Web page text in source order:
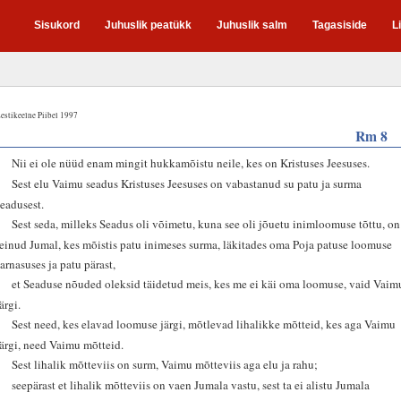
Sisukord Juhuslik peatükk Juhuslik salm Tagasiside
Piibel 1997
Rm 8
Nii ei ole nüüd enam mingit hukkamõistu neile, kes on Kristuses Jeesuses.
Sest elu Vaimu seadus Kristuses Jeesuses on vabastanud su patu ja surma
Sest seda, milleks Seadus oli võimetu, kuna see oli jõuetu inimloomuse tõttu, on
Jumal, kes mõistis patu inimeses surma, läkitades oma Poja patuse loomuse
ja patu pärast,
et Seaduse nõuded oleksid täidetud meis, kes me ei käi oma loomuse, vaid
Sest need, kes elavad loomuse järgi, mõtlevad lihalikke mõtteid, kes aga Vaimu
need Vaimu mõtteid.
Sest lihalik mõtteviis on surm, Vaimu mõtteviis aga elu ja rahu;
seepärast et lihalik mõtteviis on vaen Jumala vastu, sest ta ei alistu Jumala